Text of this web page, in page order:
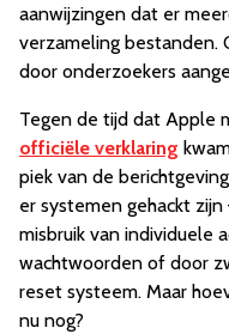
aanwijzingen dat er
verzameling bestanden.
door onderzoekers
Tegen de tijd dat Apple
officiële verklaring
piek van de
er systemen gehackt
misbruik van individuele
wachtwoorden of door
reset systeem. Maar
nu nog?